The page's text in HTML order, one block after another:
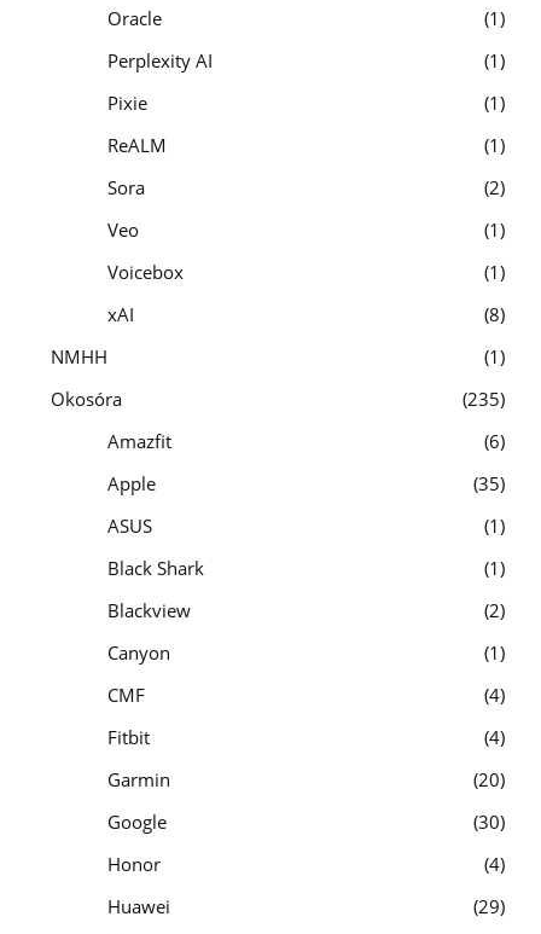
Oracle
1
Perplexity AI
1
Pixie
1
ReALM
1
Sora
2
Veo
1
Voicebox
1
xAI
8
NMHH
1
Okosóra
235
Amazfit
6
Apple
35
ASUS
1
Black Shark
1
Blackview
2
Canyon
1
CMF
4
Fitbit
4
Garmin
20
Google
30
Honor
4
Huawei
29